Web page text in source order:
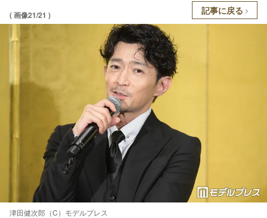
( 画像21/21 ) 記事に戻る
津田健次郎（C）モデルプレス